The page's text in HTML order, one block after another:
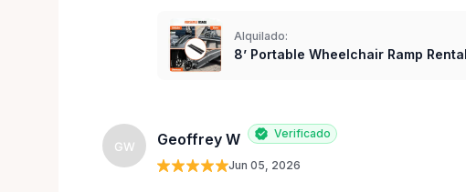
Alquilado:
8’ Portable Wheelchair Ramp
GW Geoffrey W Verificado
Jun 05, 2026